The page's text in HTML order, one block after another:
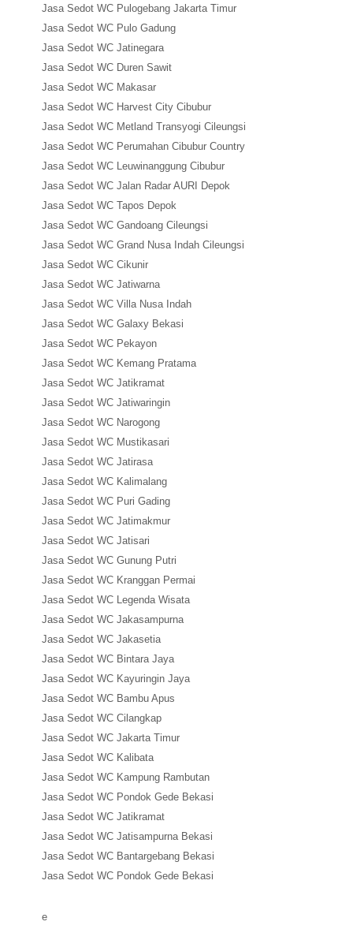
Jasa Sedot WC Pulogebang Jakarta Timur
Jasa Sedot WC Pulo Gadung
Jasa Sedot WC Jatinegara
Jasa Sedot WC Duren Sawit
Jasa Sedot WC Makasar
Jasa Sedot WC Harvest City Cibubur
Jasa Sedot WC Metland Transyogi Cileungsi
Jasa Sedot WC Perumahan Cibubur Country
Jasa Sedot WC Leuwinanggung Cibubur
Jasa Sedot WC Jalan Radar AURI Depok
Jasa Sedot WC Tapos Depok
Jasa Sedot WC Gandoang Cileungsi
Jasa Sedot WC Grand Nusa Indah Cileungsi
Jasa Sedot WC Cikunir
Jasa Sedot WC Jatiwarna
Jasa Sedot WC Villa Nusa Indah
Jasa Sedot WC Galaxy Bekasi
Jasa Sedot WC Pekayon
Jasa Sedot WC Kemang Pratama
Jasa Sedot WC Jatikramat
Jasa Sedot WC Jatiwaringin
Jasa Sedot WC Narogong
Jasa Sedot WC Mustikasari
Jasa Sedot WC Jatirasa
Jasa Sedot WC Kalimalang
Jasa Sedot WC Puri Gading
Jasa Sedot WC Jatimakmur
Jasa Sedot WC Jatisari
Jasa Sedot WC Gunung Putri
Jasa Sedot WC Kranggan Permai
Jasa Sedot WC Legenda Wisata
Jasa Sedot WC Jakasampurna
Jasa Sedot WC Jakasetia
Jasa Sedot WC Bintara Jaya
Jasa Sedot WC Kayuringin Jaya
Jasa Sedot WC Bambu Apus
Jasa Sedot WC Cilangkap
Jasa Sedot WC Jakarta Timur
Jasa Sedot WC Kalibata
Jasa Sedot WC Kampung Rambutan
Jasa Sedot WC Pondok Gede Bekasi
Jasa Sedot WC Jatikramat
Jasa Sedot WC Jatisampurna Bekasi
Jasa Sedot WC Bantargebang Bekasi
Jasa Sedot WC Pondok Gede Bekasi
e